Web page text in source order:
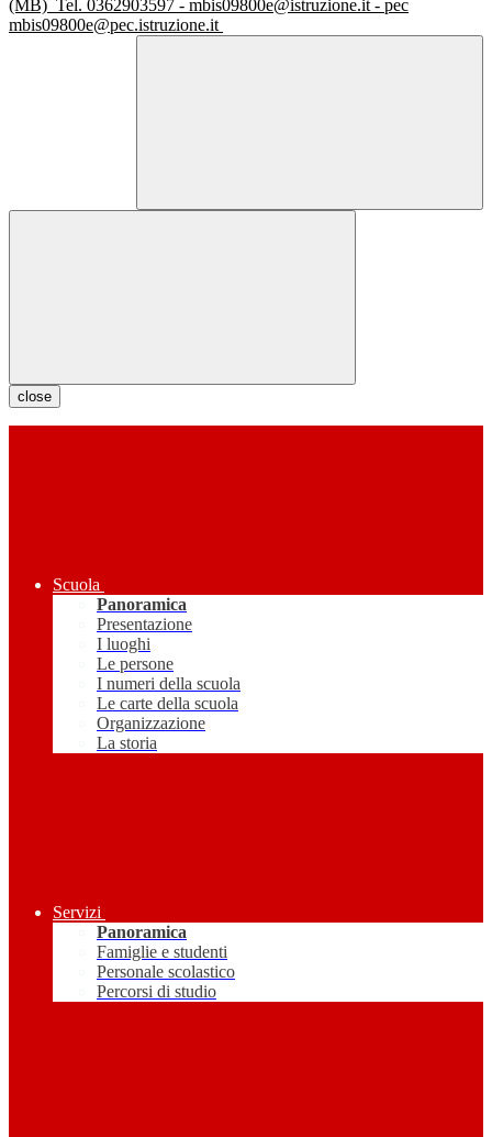
(MB) Tel. 0362903597 - mbis09800e@istruzione.it - pec
mbis09800e@pec.istruzione.it
close
Scuola
Panoramica
Presentazione
I luoghi
Le persone
I numeri della scuola
Le carte della scuola
Organizzazione
La storia
Servizi
Panoramica
Famiglie e studenti
Personale scolastico
Percorsi di studio